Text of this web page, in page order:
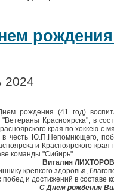
2024
рождения (41 год)
Красноярска", в
края по хоккею с
в честь Ю.П.Непомнющего,
и Красноярского
команды "Сибирь"
Виталия
крепкого здоровья,
и достижений в составе
С Днем рождения